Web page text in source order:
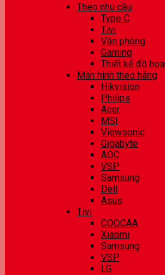
Theo nhu cầu
Type C
Tivi
Văn phòng
Gaming
Thiết kế đồ hoạ
Màn hình theo hãng
Hikvision
Philips
Acer
MSI
Viewsonic
Gigabyte
AOC
VSP
Samsung
Dell
Asus
Tivi
COOCAA
Xiaomi
Samsung
VSP
LG